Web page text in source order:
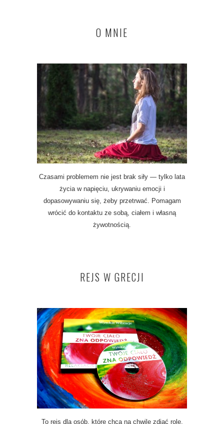
O MNIE
Czasami problemem nie jest brak siły — tylko lata
życia w napięciu, ukrywaniu emocji i
dopasowywaniu się, żeby przetrwać. Pomagam
wrócić do kontaktu ze sobą, ciałem i własną
żywotnością.
REJS W GRECJI
To rejs dla osób, które chcą na chwilę zdjąć role,